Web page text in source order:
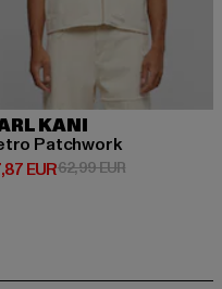
EUR
KANI
Patchwork
EUR Preis: 47,87 EUR
62,99 EURAktionspreis: